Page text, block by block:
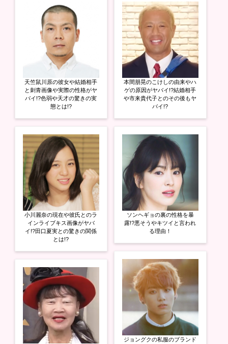
ウ
で
開
き
ま
る
に
ク
リ
ッ
ク
し
て
く
だ
い
(
新
し
い
ウ
ン
ウ
で
き
ま
す
)
で
共
有
(
新
し
い
ウ
ィ
ウ
で
開
き
ま
天竺鼠川原の彼女や結婚相手
と刺青画像や実際の性格がヤ
バイ!?色弱や天才の驚きの実
態とは!?
小川麗奈の現在や彼氏とのラ
インライブキス画像がヤバ
イ!?田口夏実との驚きの関係
とは!?
本間朋晃のこけしの由来やハ
ゲの原因がヤバイ!?結婚相手
や市来貴代子とのその後もヤ
バイ!?
ソンヘギョの裏の性格を暴
露!?悪そうやキツイと言われ
る理由！
ジョングクの私服のブランド